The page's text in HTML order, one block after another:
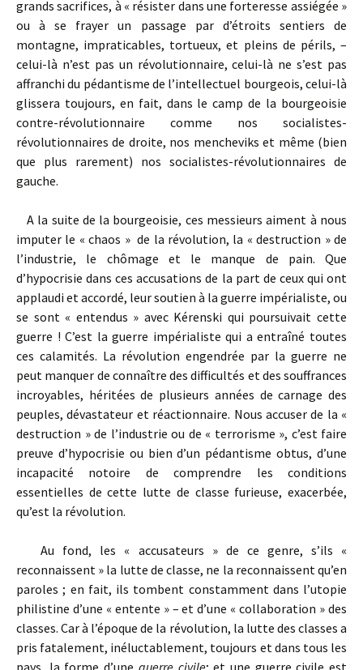
grands sacrifices, à « résister dans une forteresse assiégée »
ou à se frayer un passage par d’étroits sentiers de
montagne, impraticables, tortueux, et pleins de périls, –
celui-là n’est pas un révolutionnaire, celui-là ne s’est pas
affranchi du pédantisme de l’intellectuel bourgeois, celui-là
glissera toujours, en fait, dans le camp de la bourgeoisie
contre-révolutionnaire comme nos socialistes-
révolutionnaires de droite, nos mencheviks et même (bien
que plus rarement) nos socialistes-révolutionnaires de
gauche.
A la suite de la bourgeoisie, ces messieurs aiment à nous
imputer le « chaos » de la révolution, la « destruction » de
l’industrie, le chômage et le manque de pain. Que
d’hypocrisie dans ces accusations de la part de ceux qui ont
applaudi et accordé, leur soutien à la guerre impérialiste, ou
se sont « entendus » avec Kérenski qui poursuivait cette
guerre ! C’est la guerre impérialiste qui a entraîné toutes
ces calamités. La révolution engendrée par la guerre ne
peut manquer de connaître des difficultés et des souffrances
incroyables, héritées de plusieurs années de carnage des
peuples, dévastateur et réactionnaire. Nous accuser de la «
destruction » de l’industrie ou de « terrorisme », c’est faire
preuve d’hypocrisie ou bien d’un pédantisme obtus, d’une
incapacité notoire de comprendre les conditions
essentielles de cette lutte de classe furieuse, exacerbée,
qu’est la révolution.
Au fond, les « accusateurs » de ce genre, s’ils «
reconnaissent » la lutte de classe, ne la reconnaissent qu’en
paroles ; en fait, ils tombent constamment dans l’utopie
philistine d’une « entente » – et d’une « collaboration » des
classes. Car à l’époque de la révolution, la lutte des classes a
pris fatalement, inéluctablement, toujours et dans tous les
pays, la forme d’une guerre civile; et une guerre civile est